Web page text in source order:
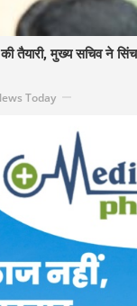
तैयारी, मुख्य सचिव ने
Today